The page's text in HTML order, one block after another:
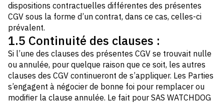
dispositions contractuelles différentes des présentes
CGV sous la forme d’un contrat, dans ce cas, celles-ci
prévalent.
1.5 Continuité des clauses :
Si l’une des clauses des présentes CGV se trouvait nulle
ou annulée, pour quelque raison que ce soit, les autres
clauses des CGV continueront de s’appliquer. Les Parties
s’engagent à négocier de bonne foi pour remplacer ou
modifier la clause annulée. Le fait pour SAS WATCHDOG